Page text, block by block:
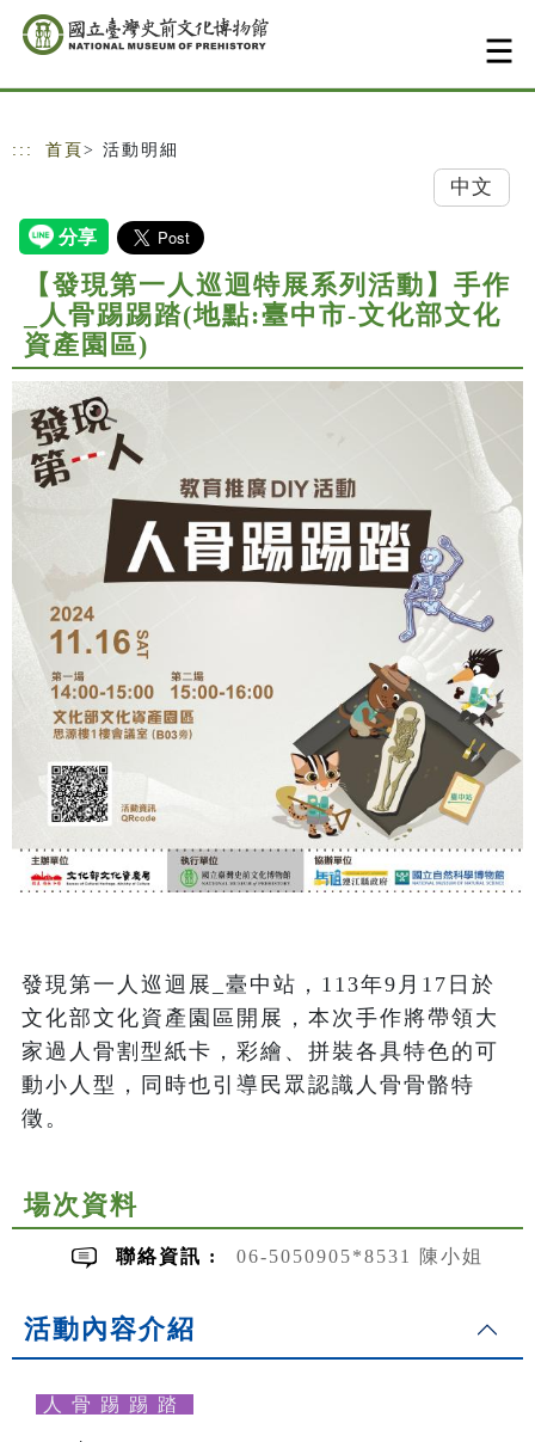
跳到主要內容
網站導覽
::: 首頁 > 活動明細
中文
【發現第一人巡迴特展系列活動】手作
_人骨踢踢踏(地點:臺中市-文化部文化
資產園區)
發現第一人巡迴展_臺中站，113年9月17日於
文化部文化資產園區開展，本次手作將帶領大
家​​​​​​​過人骨割型紙卡，彩繪、拼裝各具特色的可
動小人型，同時也引導民眾認識人骨骨骼特
徵。
場次資料
聯絡資訊 : 06-5050905*8531 陳小姐
活動內容介紹
人 骨 踢 踢 踏